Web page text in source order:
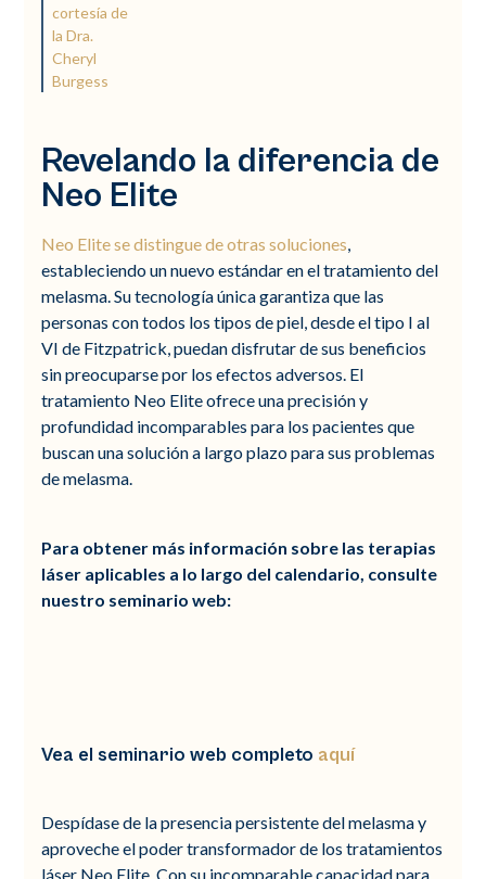
cortesía de
la Dra.
Cheryl
Burgess
Revelando la diferencia de
Neo Elite
Neo Elite se distingue de otras soluciones,
estableciendo un nuevo estándar en el tratamiento del
melasma. Su tecnología única garantiza que las
personas con todos los tipos de piel, desde el tipo I al
VI de Fitzpatrick, puedan disfrutar de sus beneficios
sin preocuparse por los efectos adversos. El
tratamiento Neo Elite ofrece una precisión y
profundidad incomparables para los pacientes que
buscan una solución a largo plazo para sus problemas
de melasma.
Para obtener más información sobre las terapias
láser aplicables a lo largo del calendario, consulte
nuestro seminario web:
Vea el seminario web completo aquí
Despídase de la presencia persistente del melasma y
aproveche el poder transformador de los tratamientos
láser Neo Elite. Con su incomparable capacidad para